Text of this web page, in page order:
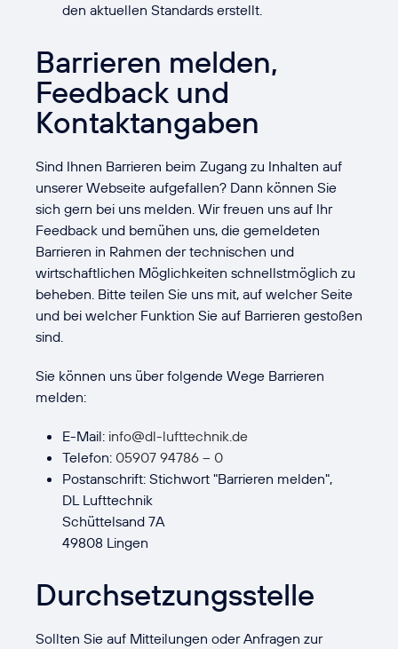
den aktuellen Standards erstellt.
Barrieren melden,
Feedback und
Kontaktangaben
Sind Ihnen Barrieren beim Zugang zu Inhalten auf
unserer Webseite aufgefallen? Dann können Sie
sich gern bei uns melden. Wir freuen uns auf Ihr
Feedback und bemühen uns, die gemeldeten
Barrieren in Rahmen der technischen und
wirtschaftlichen Möglichkeiten schnellstmöglich zu
beheben. Bitte teilen Sie uns mit, auf welcher Seite
und bei welcher Funktion Sie auf Barrieren gestoßen
sind.
Sie können uns über folgende Wege Barrieren
melden:
E-Mail: info@dl-lufttechnik.de
Telefon: 05907 94786 – 0
Postanschrift: Stichwort "Barrieren melden",
DL Lufttechnik
Schüttelsand 7A
49808 Lingen
Durchsetzungsstelle
Sollten Sie auf Mitteilungen oder Anfragen zur